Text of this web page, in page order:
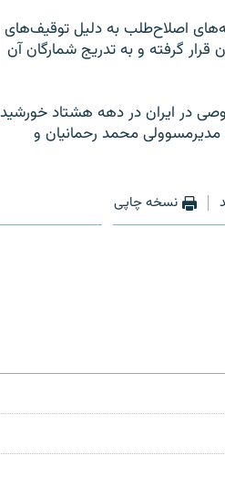
اصلاح‌طلب به دليل توقيف‌های
قرار گرفته و به تدريج شمارگان آن
در ايران در دهه هشتاد
می‌شود، نخستين بار در روز دوم شهريور سال ۱۳۸۲ به مديرمسوولی محمد رحمانيان و
نسخه چاپی